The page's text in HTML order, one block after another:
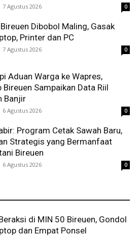
7 Agustus 2026 0
Dibobol Maling, Gasak
Printer dan PC
7 Agustus 2026 0
Aduan Warga ke Wapres,
Bireuen Sampaikan Data Riil
Banjir
6 Agustus 2026 0
Program Cetak Sawah Baru,
Strategis yang Bermanfaat
Bireuen
6 Agustus 2026 0
di MIN 50 Bireuen, Gondol
dan Empat Ponsel